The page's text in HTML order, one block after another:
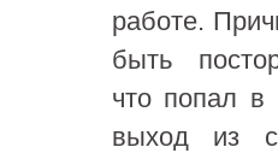
работе.
быть
что попал
выход из